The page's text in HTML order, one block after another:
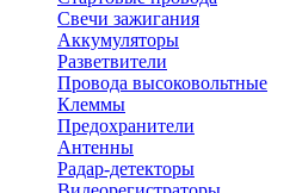
Свечи зажигания
Аккумуляторы
Разветвители
Провода высоковольтные
Клеммы
Предохранители
Антенны
Радар-детекторы